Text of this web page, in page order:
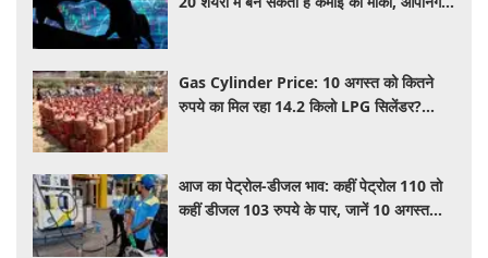
Gas Cylinder Price: 10 अगस्त को कितने
रुपये का मिल रहा 14.2 किलो LPG सिलेंडर?
आज का पेट्रोल-डीजल भाव: कहीं पेट्रोल 110 तो
कहीं डीजल 103 रुपये के पार, जानें 10 अगस्त